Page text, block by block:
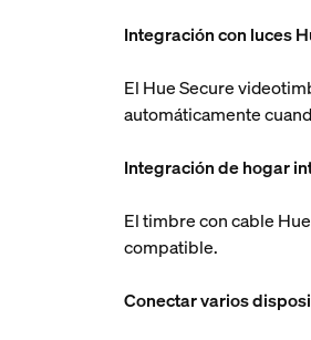
Integración con luces
El Hue Secure
automáticamente
Integración de hogar
El timbre con cable
compatible.
Conectar varios